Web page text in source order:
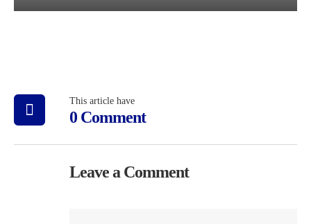
This article have
0 Comment
Leave a Comment